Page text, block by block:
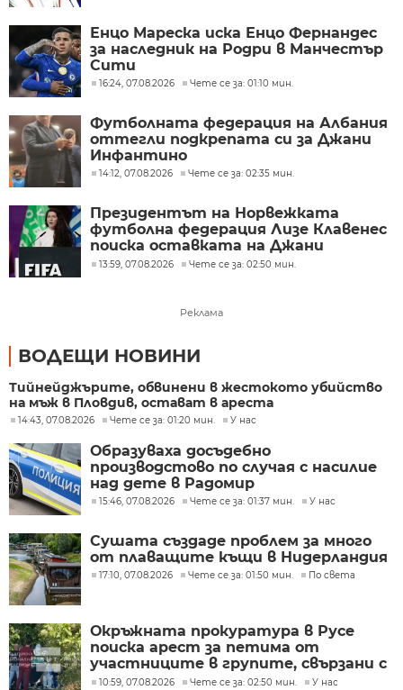
Енцо Мареска иска Енцо Фернандес
за наследник на Родри в Манчестър
Сити
16:24, 07.08.2026 Чете се за: 01:10 мин.
Футболната федерация на Албания
оттегли подкрепата си за Джани
Инфантино
14:12, 07.08.2026 Чете се за: 02:35 мин.
Президентът на Норвежката
футболна федерация Лизе Клавенес
поиска оставката на Джани
Инфантино
13:59, 07.08.2026 Чете се за: 02:50 мин.
Реклама
ВОДЕЩИ НОВИНИ
Тийнейджърите, обвинени в жестокото убийство
на мъж в Пловдив, остават в ареста
14:43, 07.08.2026 Чете се за: 01:20 мин. У нас
Образуваха досъдебно
производстово по случая с насилие
над дете в Радомир
15:46, 07.08.2026 Чете се за: 01:37 мин. У нас
Сушата създаде проблем за много
от плаващите къщи в Нидерландия
17:10, 07.08.2026 Чете се за: 01:50 мин. По света
Окръжната прокуратура в Русе
поиска арест за петима от
участниците в групите, свързани с
разбитата лаборатория за
10:59, 07.08.2026 Чете се за: 02:50 мин. У нас